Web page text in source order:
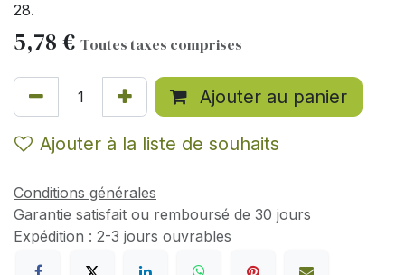
28.
5,78 € Toutes taxes comprises
Ajouter au panier
Ajouter à la liste de souhaits
Conditions générales
Garantie satisfait ou remboursé de 30 jours
Expédition : 2-3 jours ouvrables